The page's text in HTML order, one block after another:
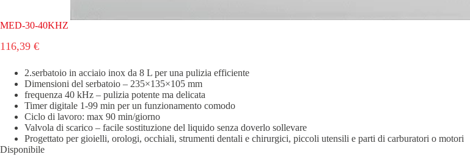
MED-30-40KHZ
116,39 €
2.serbatoio in acciaio inox da 8 L per una pulizia efficiente
Dimensioni del serbatoio – 235×135×105 mm
frequenza 40 kHz – pulizia potente ma delicata
Timer digitale 1-99 min per un funzionamento comodo
Ciclo di lavoro: max 90 min/giorno
Valvola di scarico – facile sostituzione del liquido senza doverlo sollevare
Progettato per gioielli, orologi, occhiali, strumenti dentali e chirurgici, piccoli utensili e parti di carburatori o motori
Disponibile